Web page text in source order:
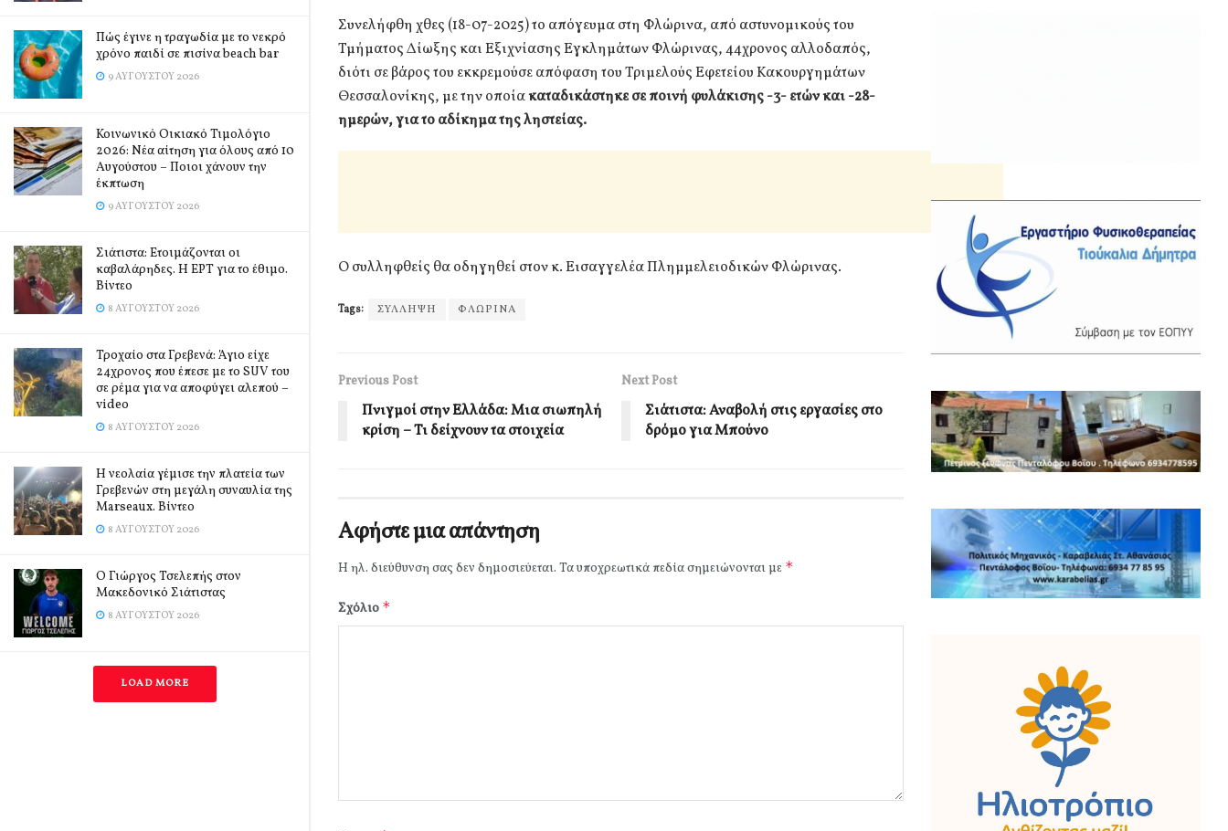
Πώς έγινε η τραγωδία με το νεκρό
χρόνο παιδί σε πισίνα beach bar
9 ΑΥΓΟΎΣΤΟΥ 2026
Κοινωνικό Οικιακό Τιμολόγιο
2026: Νέα αίτηση για όλους από 10
Αυγούστου – Ποιοι χάνουν την
έκπτωση
9 ΑΥΓΟΎΣΤΟΥ 2026
Σιάτιστα: Ετοιμάζονται οι
καβαλάρηδες. Η ΕΡΤ για το έθιμο.
Βίντεο
8 ΑΥΓΟΎΣΤΟΥ 2026
Τροχαίο στα Γρεβενά: Άγιο είχε
24χρονος που έπεσε με το SUV του
σε ρέμα για να αποφύγει αλεπού –
video
8 ΑΥΓΟΎΣΤΟΥ 2026
Η νεολαία γέμισε την πλατεία των
Γρεβενών στη μεγάλη συναυλία της
Marseaux. Βίντεο
8 ΑΥΓΟΎΣΤΟΥ 2026
Ο Γιώργος Τσελεπής στον
Μακεδονικό Σιάτιστας
8 ΑΥΓΟΎΣΤΟΥ 2026
LOAD MORE
Συνελήφθη χθες (18-07-2025) το απόγευμα στη Φλώρινα, από αστυνομικούς του
Τμήματος Δίωξης και Εξιχνίασης Εγκλημάτων Φλώρινας, 44χρονος αλλοδαπός,
διότι σε βάρος του εκκρεμούσε απόφαση του Τριμελούς Εφετείου Κακουργημάτων
Θεσσαλονίκης, με την οποίακαταδικάστηκε σε ποινή φυλάκισης -3- ετών και -28-
ημερών, για το αδίκημα της ληστείας.
Ο συλληφθείς θα οδηγηθεί στον κ. Εισαγγελέα Πλημμελειοδικών Φλώρινας.
Tags: ΣΥΛΛΗΨΗ ΦΛΩΡΙΝΑ
Previous Post
Πνιγμοί στην Ελλάδα: Μια σιωπηλή
κρίση – Τι δείχνουν τα στοιχεία
Next Post
Σιάτιστα: Αναβολή στις εργασίες στο
δρόμο για Μπούνο
Αφήστε μια απάντηση
Η ηλ. διεύθυνση σας δεν δημοσιεύεται. Τα υποχρεωτικά πεδία σημειώνονται με *
Σχόλιο *